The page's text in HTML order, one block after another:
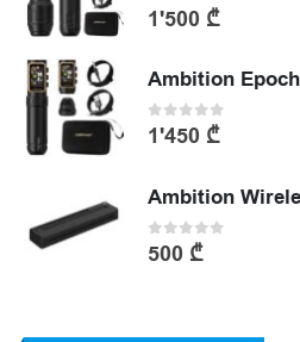
0out of 5
1'500 ₾
Ambition
0out of 5
1'450 ₾
0out of 5
500 ₾